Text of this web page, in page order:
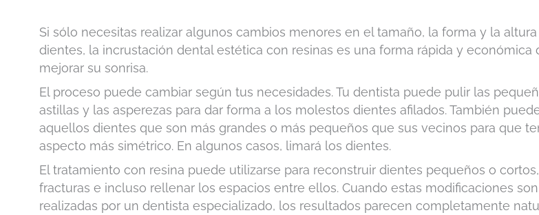
Si sólo necesitas realizar algunos cambios menores en el tamaño, la forma y la
dientes, la incrustación dental estética con resinas es una forma rápida y económica
mejorar su sonrisa.
El proceso puede cambiar según tus necesidades. Tu dentista puede pulir las
astillas y las asperezas para dar forma a los molestos dientes afilados. También
aquellos dientes que son más grandes o más pequeños que sus vecinos para que
aspecto más simétrico. En algunos casos, limará los dientes.
El tratamiento con resina puede utilizarse para reconstruir dientes pequeños o
fracturas e incluso rellenar los espacios entre ellos. Cuando estas modificaciones son
realizadas por un dentista especializado, los resultados parecen completamente